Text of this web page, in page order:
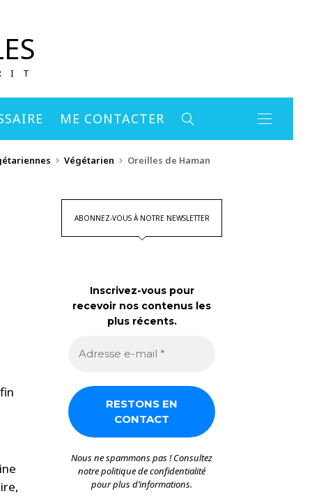
ME CONTACTER
Végétarien
Oreilles de Haman
ABONNEZ-VOUS À NOTRE NEWSLETTER
Inscrivez-vous pour
recevoir nos contenus les
plus récents.
Nous ne spammons pas ! Consultez
notrepolitique de confidentialité
pour plus d’informations.